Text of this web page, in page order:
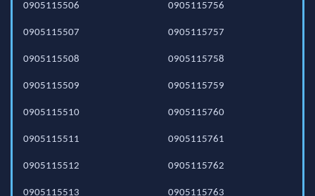
0905115506
0905115507
0905115508
0905115509
0905115510
0905115511
0905115512
0905115513
0905115756
0905115757
0905115758
0905115759
0905115760
0905115761
0905115762
0905115763